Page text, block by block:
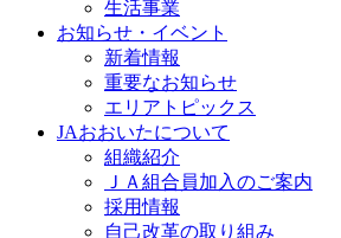
生活事業
お知らせ・イベント
新着情報
重要なお知らせ
エリアトピックス
JAおおいたについて
組織紹介
ＪＡ組合員加入のご案内
採用情報
自己改革の取り組み